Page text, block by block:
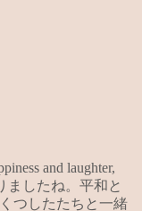
and laughter,
ましたね。平和と
つしたたちと一緒